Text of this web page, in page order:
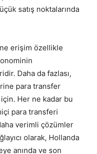
satış noktalarında
erişim özellikle
Daha da fazlası,
para transfer
Her ne kadar bu
para transferi
verimli çözümler
olarak, Hollanda
anında ve son